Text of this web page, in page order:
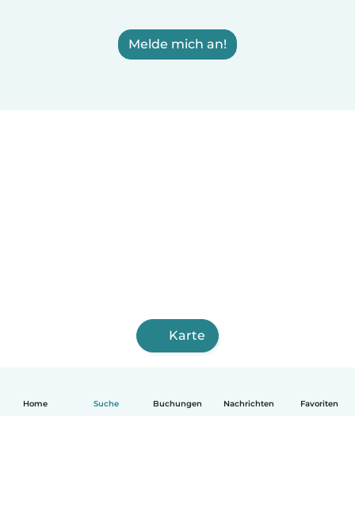
Home Suche Buchungen Nachrichten Favoriten
Melde mich an!
Karte